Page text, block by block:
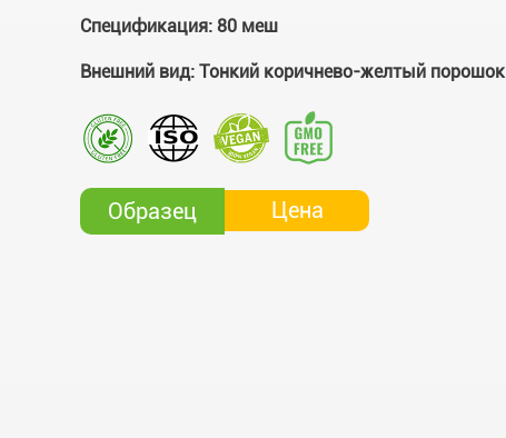
Спецификация: 80 меш
Внешний вид: Тонкий коричнево-желтый порошок
Образец Цена